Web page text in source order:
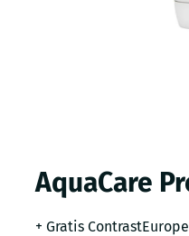
AquaCare
+ Gratis